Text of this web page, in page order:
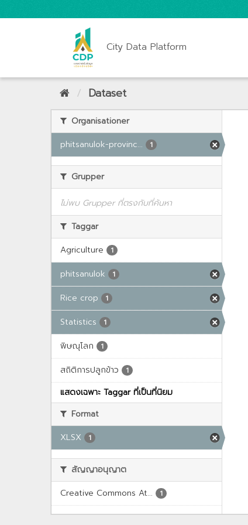
City Data Platform
Dataset
Organisationer
phitsanulok-provinc...
1
Grupper
ไม่พบ Grupper ที่ตรงกับที่ค้นหา
Taggar
Agriculture
1
phitsanulok 1
Rice crop 1
Statistics 1
พิษณุโลก 1
สถิติการปลูกข้าว 1
แสดงเฉพาะ Taggar ที่เป็นที่นิยม
Format
XLSX
1
สัญญาอนุญาต
Creative Commons At...
1